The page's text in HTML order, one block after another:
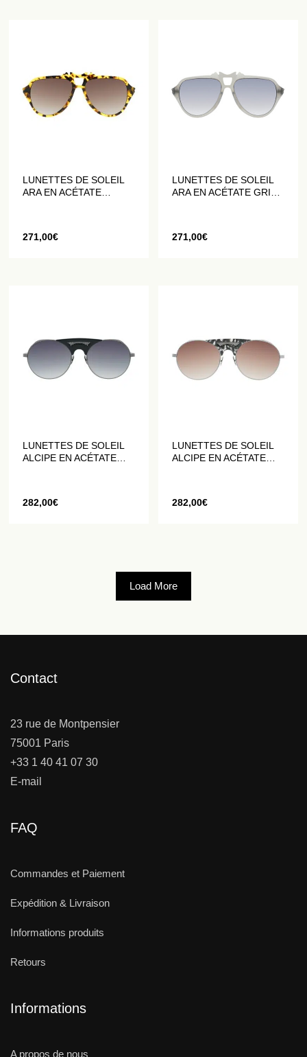
LUNETTES DE SOLEIL
ARA EN ACÉTATE
271,00€
LUNETTES DE SOLEIL
ARA EN ACÉTATE GRIS
271,00€
LUNETTES DE SOLEIL
ALCIPE EN ACÉTATE
282,00€
LUNETTES DE SOLEIL
ALCIPE EN ACÉTATE
282,00€
Load More
Contact
23 rue de Montpensier
75001 Paris
+33 1 40 41 07 30
E-mail
FAQ
Commandes et Paiement
Expédition & Livraison
Informations produits
Retours
Informations
A propos de nous